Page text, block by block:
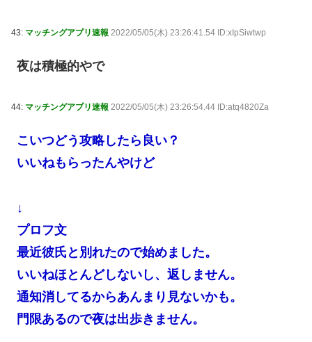
43: マッチングアプリ速報 2022/05/05(木) 23:26:41.54 ID:xIpSiwtwp
夜は積極的やで
44: マッチングアプリ速報 2022/05/05(木) 23:26:54.44 ID:atq4820Za
こいつどう攻略したら良い？
いいねもらったんやけど
↓
プロフ文
最近彼氏と別れたので始めました。
いいねほとんどしないし、返しません。
通知消してるからあんまり見ないかも。
門限あるので夜は出歩きません。